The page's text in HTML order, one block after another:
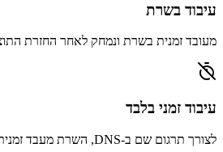
עיבוד בשרת
מעובד זמנית בשרת ונמחק לאחר החזרת
עיבוד זמני בלבד
לצורך תרגום שם ב-DNS, השרת מעבד זמנית ומוחק לאחר החזרת התוצאה.